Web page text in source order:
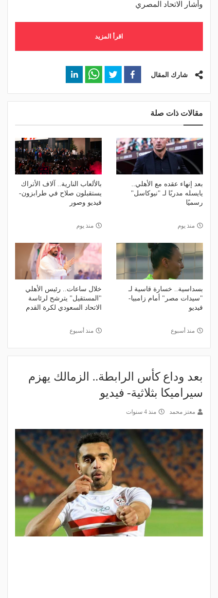
وأشار الاتحاد المصري
اقرأ المزيد
شارك المقال
مقالات ذات صلة
بعد إنهاء عقده مع الأهلي..
يايسله مدربًا لـ "نيوكاسل"
رسميًا
منذ يوم
بالألعاب النارية.. آلاف الأتراك
يستقبلون صلاح في طرابزون-
فيديو وصور
منذ يوم
بسداسية.. خسارة قاسية لـ
"سيدات مصر" أمام زامبيا-
فيديو
منذ أسبوع
خلال ساعات.. رئيس الأهلي
"المستقيل" يترشح لرئاسة
الاتحاد السعودي لكرة القدم
منذ أسبوع
بعد وداع كأس الرابطة.. الزمالك يهزم
سيراميكا بثلاثية- فيديو
معتز محمد منذ 4 سنوات